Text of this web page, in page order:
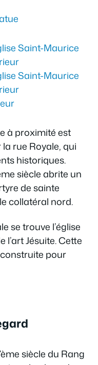
à proximité est
rue Royale, qui
historiques.
siècle abrite un
de sainte
collatéral nord.
se trouve l’église
Jésuite. Cette
pour
siècle du Rang